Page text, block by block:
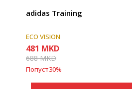
adidas Training
ECO VISION
481 MKD
688MKD
Попуст30%